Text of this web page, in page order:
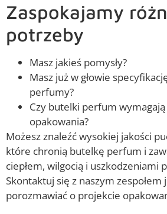
Zaspokajamy
potrzeby
Masz jakieś pomysły?
Masz już w głowie
perfumy?
Czy butelki perfum
opakowania?
Możesz znaleźć wysokiej jakości
które chronią butelkę perfum i
ciepłem, wilgocią i uszkodzeniami
Skontaktuj się z naszym zespołem
porozmawiać o projekcie